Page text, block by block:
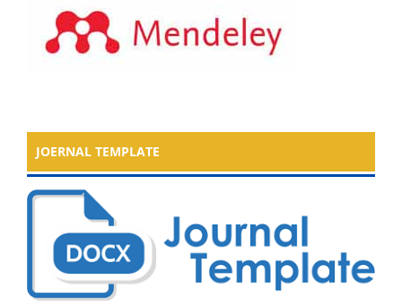
JOERNAL TEMPLATE